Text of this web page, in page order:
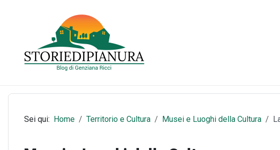
Sei qui: Home Territorio e Cultura Musei e Luoghi della Cultura